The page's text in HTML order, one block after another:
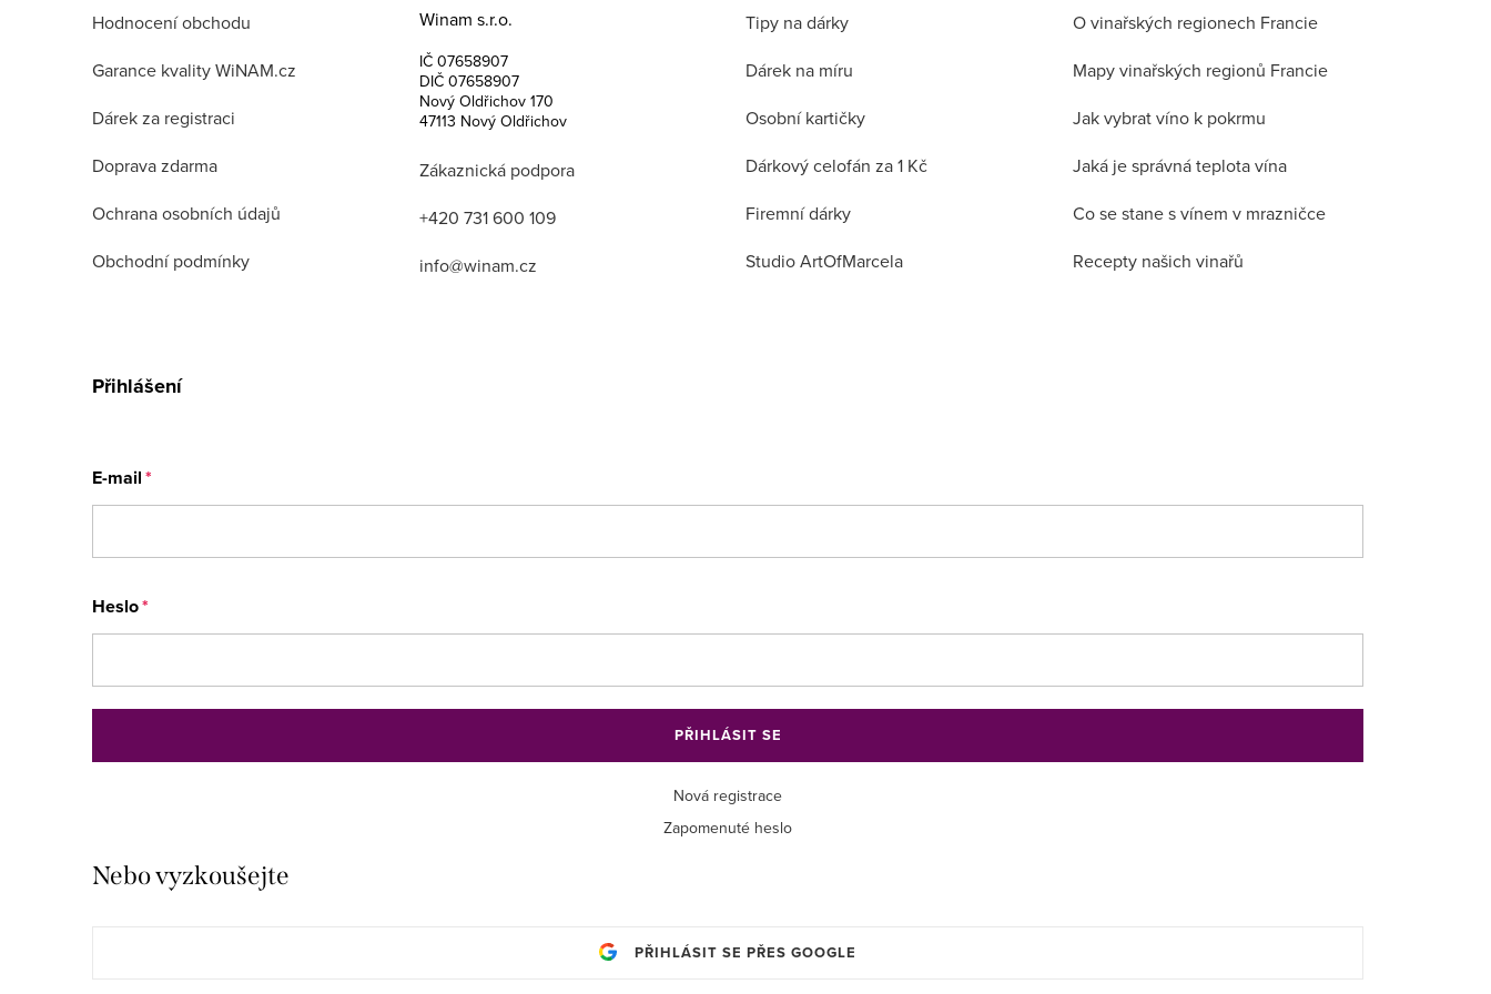
Hodnocení obchodu
Garance kvality WiNAM.cz
Dárek za registraci
Doprava zdarma
Ochrana osobních údajů
Obchodní podmínky
Winam s.r.o.
IČ 07658907
DIČ 07658907
Nový Oldřichov 170
47113 Nový Oldřichov
Zákaznická podpora
+420 731 600 109
info@winam.cz
Tipy na dárky
Dárek na míru
Osobní kartičky
Dárkový celofán za 1 Kč
Firemní dárky
Studio ArtOfMarcela
O vinařských regionech Francie
Mapy vinařských regionů Francie
Jak vybrat víno k pokrmu
Jaká je správná teplota vína
Co se stane s vínem v mrazničce
Recepty našich vinařů
Přihlášení
E-mail
Heslo
PŘIHLÁSIT SE
Nová registrace
Zapomenuté heslo
Nebo vyzkoušejte
PŘIHLÁSIT SE PŘES GOOGLE